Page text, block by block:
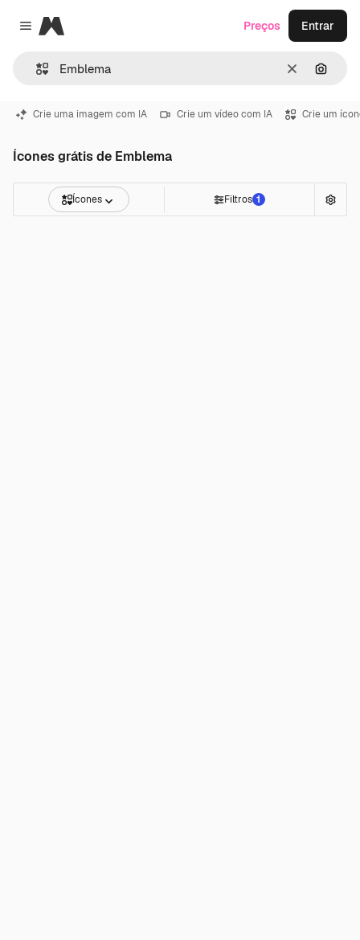
Close menu
Magnific
Limpar
Preços Entrar
Crie uma imagem com IA Crie um vídeo com IA Crie um
Ícones grátis de Emblema
Ícones Filtros 1